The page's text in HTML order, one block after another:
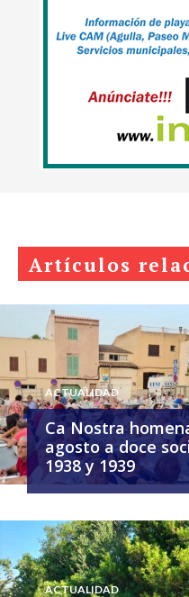
Artículos
ACTUALIDAD
Ca Nostra
agosto a doce
1938 y 1939
ACTUALIDAD